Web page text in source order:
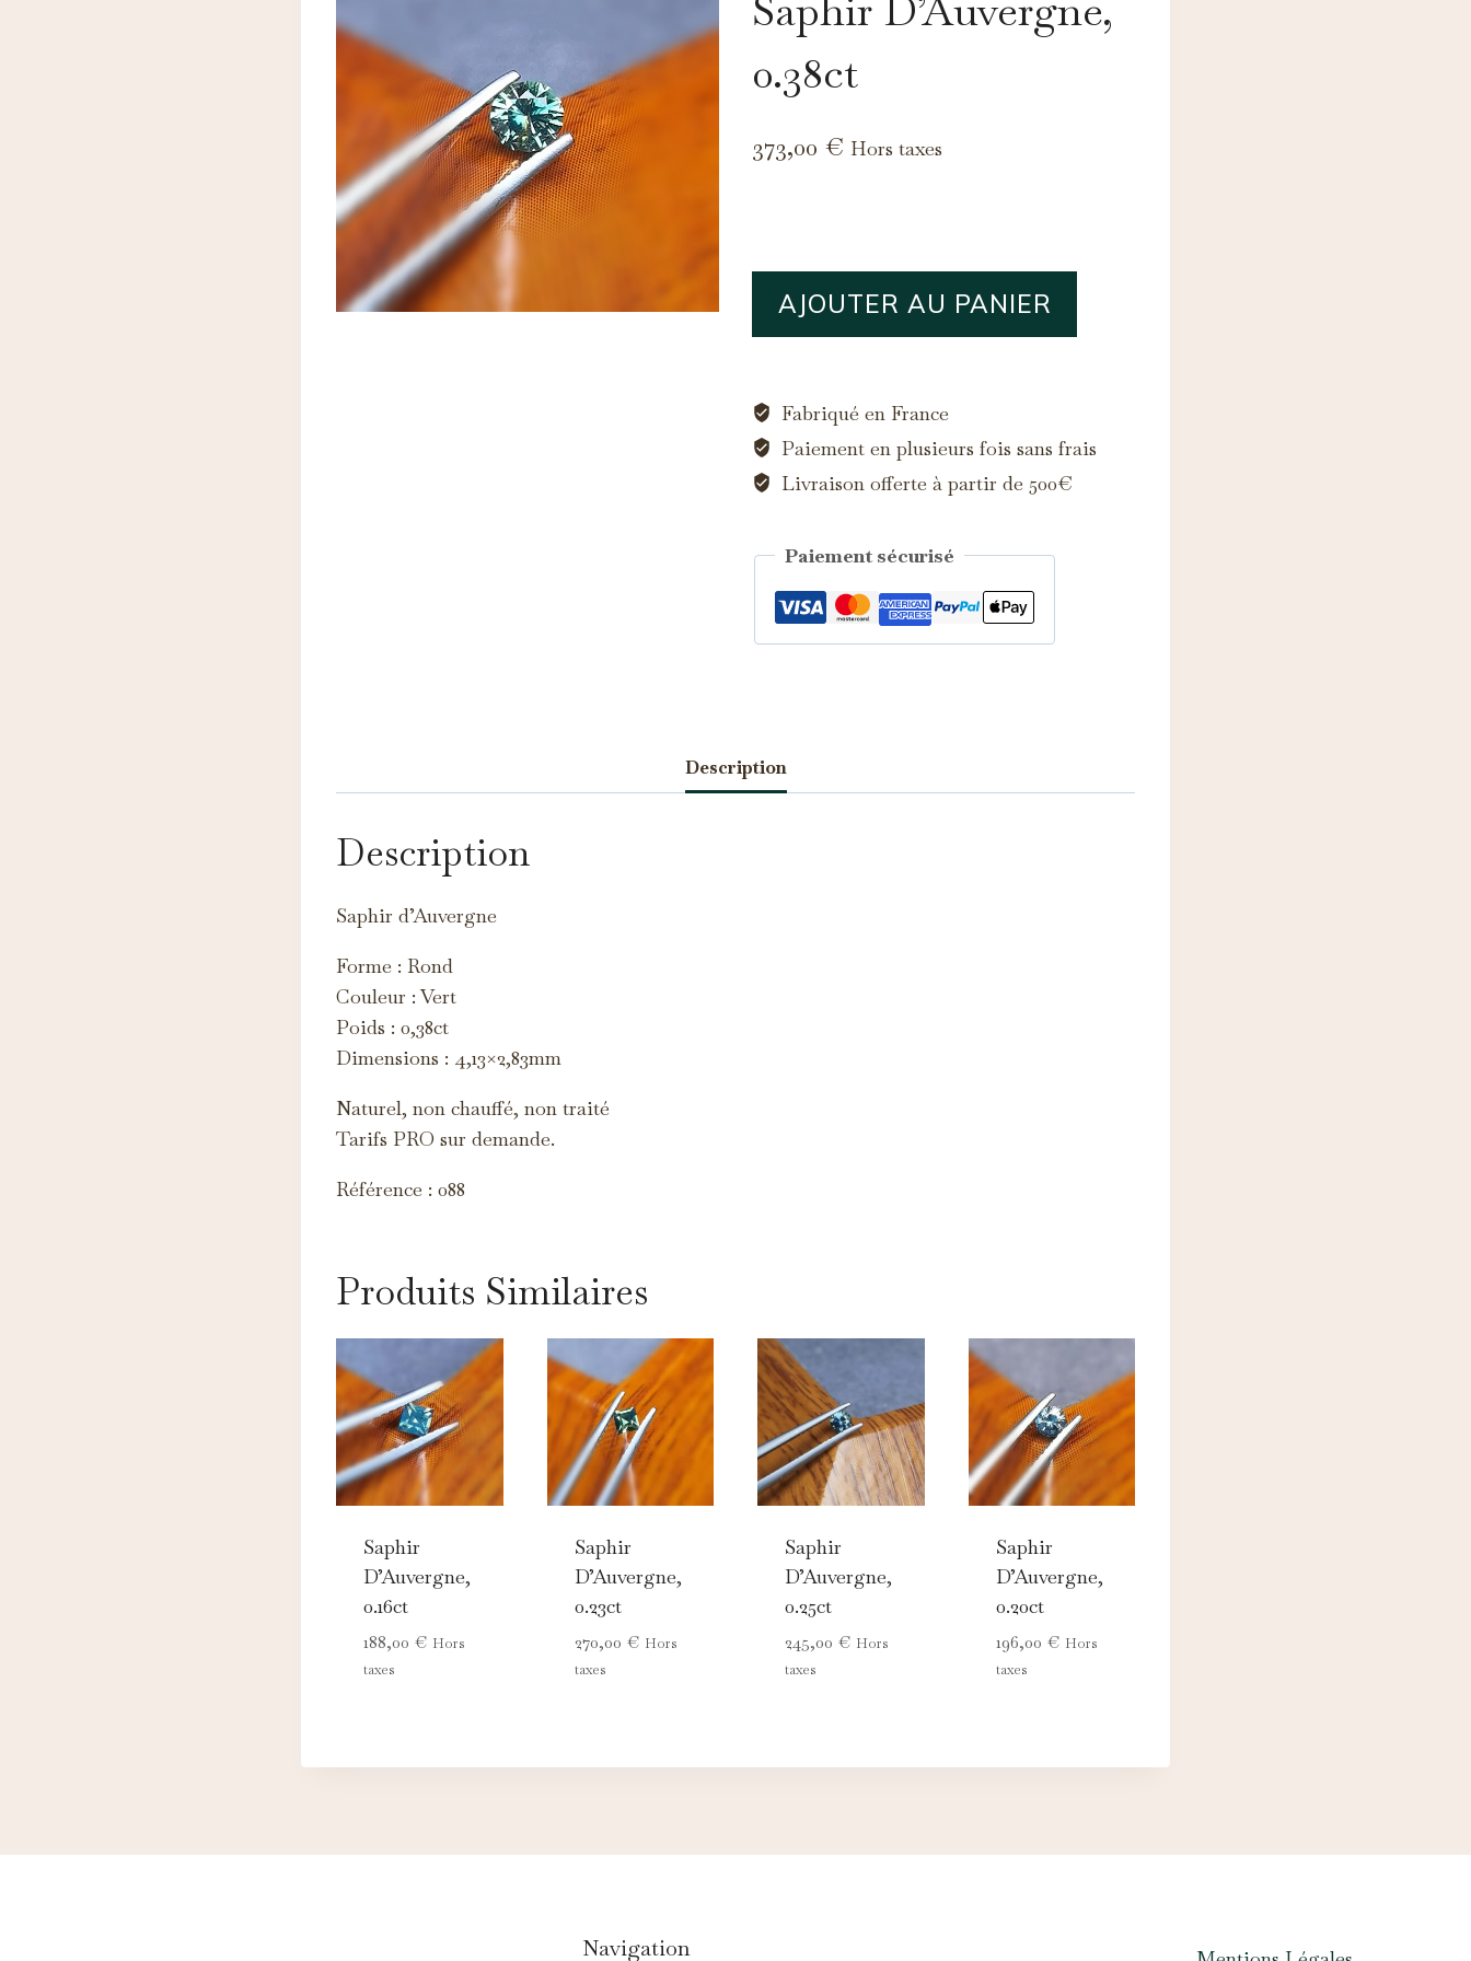
0.38ct
373,00 € Hors taxes
0.38ct
AJOUTER AU PANIER
Fabriqué en France
Paiement en plusieurs fois sans frais
Livraison offerte à partir de 500€
Paiement sécurisé
Description
Description
Saphir d’Auvergne
Forme : Rond
Couleur : Vert
Poids : 0,38ct
Dimensions : 4,13×2,83mm
Naturel, non chauffé, non traité
Tarifs PRO sur demande.
Référence : 088
Produits Similaires
Saphir
D’Auvergne,
0.16ct
188,00 € Hors
taxes
Saphir
D’Auvergne,
0.23ct
270,00 € Hors
taxes
Saphir
D’Auvergne,
0.25ct
245,00 € Hors
taxes
Saphir
D’Auvergne,
0.20ct
196,00 € Hors
taxes
Navigation
Nécessaires TOUJOURS ACTIFS
contenus (Google Analytics, Matomo…).